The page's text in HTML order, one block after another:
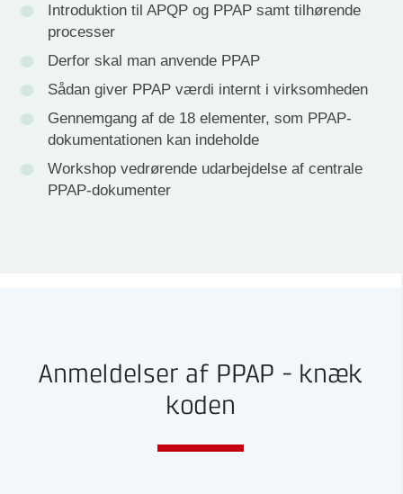
Introduktion til APQP og PPAP samt tilhørende
processer
Derfor skal man anvende PPAP
Sådan giver PPAP værdi internt i virksomheden
Gennemgang af de 18 elementer, som PPAP-
dokumentationen kan indeholde
Workshop vedrørende udarbejdelse af centrale
PPAP-dokumenter
Anmeldelser af PPAP - knæk
koden